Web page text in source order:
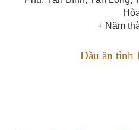
+ Năm
Dầu ăn tỉnh